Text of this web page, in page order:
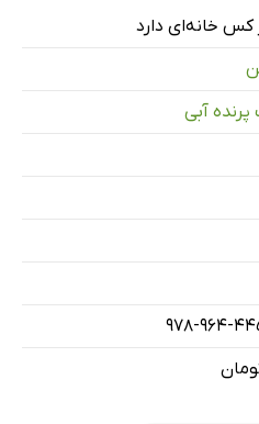
کس خانه‌ای دارد
پرنده آبی
978-964-